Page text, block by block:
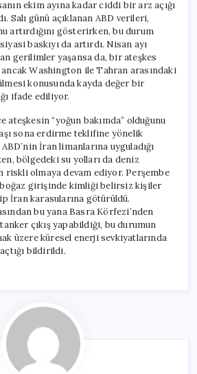
ekim ayına kadar ciddi bir arz açığı
Salı günü açıklanan ABD verileri,
artırdığını gösterirken, bu durum
baskıyı da artırdı. Nisan ayı
gerilimler yaşansa da, bir ateşkes
Washington ile Tahran arasındaki
konusunda kayda değer bir
ifade ediliyor.
ateşkesin “yoğun bakımda” olduğunu
sona erdirme teklifine yönelik
İran limanlarına uyguladığı
bölgedeki su yolları da deniz
riskli olmaya devam ediyor. Perşembe
girişinde kimliği belirsiz kişiler
İran karasularına götürüldü.
bu yana Basra Körfezi’nden
tanker çıkış yapabildiği, bu durumun
üzere küresel enerji sevkiyatlarında
bildirildi.